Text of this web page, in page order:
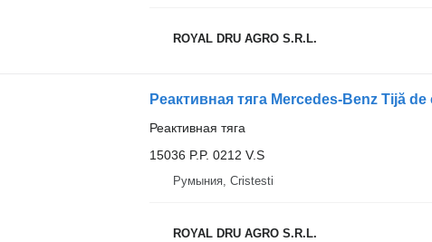
ROYAL DRU AGRO S.R.L.
Реактивная тяга
15036 P.P. 0212 V.S
Румыния, Cristesti
ROYAL DRU AGRO S.R.L.